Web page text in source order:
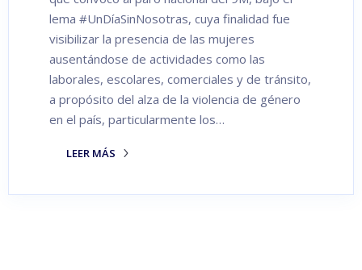
lema #UnDíaSinNosotras, cuya finalidad fue
visibilizar la presencia de las mujeres
ausentándose de actividades como las
laborales, escolares, comerciales y de tránsito,
a propósito del alza de la violencia de género
en el país, particularmente los…
LEER MÁS